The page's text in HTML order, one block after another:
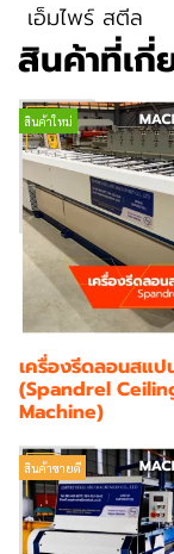
เอ็มไพร์ สตีล
สินค้าที่เกี่
สินค้าใหม่
เครื่องรีดลอนสแป
(Spandrel
Machine)
สินค้าขายดี